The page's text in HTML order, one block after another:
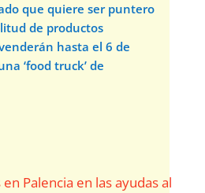
que quiere ser puntero
de productos
hasta el 6 de
‘food truck’ de